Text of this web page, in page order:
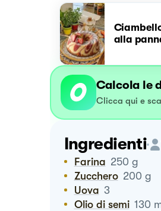
alla
Calcola le
Clicca qui e
Ingredienti
Farina 250 g
Zucchero 200 g
Uova 3
Olio di semi 130